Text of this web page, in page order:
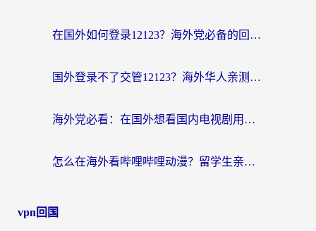
在国外如何登录12123？海外党必备的回国加速实用指南
国外登录不了交管12123？海外华人亲测有效的回国加速器选择指南
海外党必看：在国外想看国内电视剧用什么软件？3步解决地域限制
怎么在海外看哔哩哔哩动漫？留学生亲测有效的回国加速方案
vpn回国